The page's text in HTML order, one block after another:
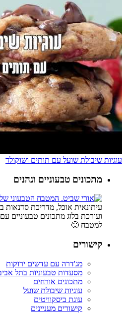
עוגיות שיבולת שועל עם תותים ושוקולד
מתכונים טבעוניים ונהנים
עיתונאית אוכל, מדריכת סדנאות
ועורכת בלוג מתכונים טבעוניים
למטבח 🙂
קישורים
מג'דרה עם עדשים ירוקות
מסעדות טבעוניות בתל
מתכונים אורחים
עוגיות שיבולת שועל
עוגת ביסקוויטים
קישורים מעניינים